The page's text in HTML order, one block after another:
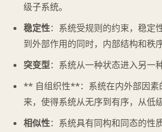
级子系统。
稳定性：系统受规则的约束，稳定
到外部作用的同时，内部结构和秩
突变型：系统从一种状态进入另一
** 自组织性**：系统在内外部因素
来，使得系统从无序到有序，从低
相似性：系统具有同构和同态的性